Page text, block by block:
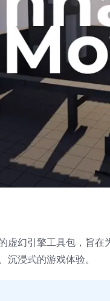
虚幻引擎工具包，旨
浸式的游戏体验。